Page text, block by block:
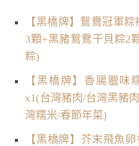
【黑橋牌】鴛鴦冠軍
3顆+黑豬鴛鴦干貝粽2
粽)
【黑橋牌】香腸臘味
x1(台灣豬肉/台灣黑豬
灣糯米/春節年菜)
【黑橋牌】芥末飛魚